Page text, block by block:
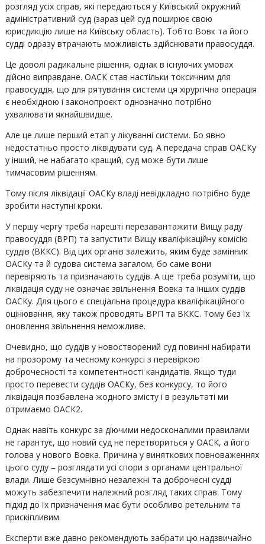
розгляд усіх справ, які передаються у Київський окружний
адміністративний суд (зараз цей суд поширює свою
юрисдикцію лише на Київську область). Тобто Вовк та його
судді одразу втрачають можливість здійснювати правосуддя.
Це доволі радикальне рішення, однак в існуючих умовах
дійсно виправдане. ОАСК став настільки токсичним для
правосуддя, що для рятування системи ця хірургічна операція
є необхідною і законопроєкт однозначно потрібно
ухвалювати якнайшвидше.
Але це лише перший етап у лікуванні системи. Бо явно
недостатньо просто ліквідувати суд. А передача справ ОАСКу
у інший, не набагато кращий, суд може бути лише
тимчасовим рішенням.
Тому після ліквідації ОАСКу владі невідкладно потрібно буде
зробити наступні кроки.
У першу чергу треба нарешті перезавантажити Вищу раду
правосуддя (ВРП) та запустити Вищу кваліфікаційну комісію
суддів (ВККС). Від цих органів залежить, яким буде замінник
ОАСКу та й судова система загалом, бо саме вони
перевіряють та призначають суддів. А ще треба розуміти, що
ліквідація суду не означає звільнення Вовка та інших суддів
ОАСКу. Для цього є спеціальна процедура кваліфікаційного
оцінювання, яку також проводять ВРП та ВККС. Тому без їх
оновлення звільнення неможливе.
Очевидно, що суддів у новостворений суд повинні набирати
на прозорому та чесному конкурсі з перевіркою
доброчесності та компетентності кандидатів. Якщо туди
просто перевести суддів ОАСКу, без конкурсу, то його
ліквідація позбавлена жодного змісту і в результаті ми
отримаємо ОАСК2.
Однак навіть конкурс за діючими недосконалими правилами
не гарантує, що новий суд не перетвориться у ОАСК, а його
голова у нового Вовка. Причина у виняткових повноваженнях
цього суду – розглядати усі спори з органами центральної
влади. Лише безсумнівно незалежні та доброчесні судді
можуть забезпечити належний розгляд таких справ. Тому
підхід до їх призначення має бути особливо ретельним та
прискіпливим.
Експерти вже давно рекомендують забрати цю надзвичайно